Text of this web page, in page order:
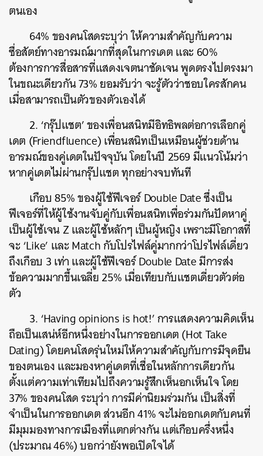
ตนเอง
64% ของคนโสดระบุว่า ให้ความสำคัญกับความ
ซื่อสัตย์ทางอารมณ์มากที่สุดในการเดต และ 60%
ต้องการการสื่อสารที่แสดงเจตนาชัดเจน พูดตรงไปตรงมา
ในขณะเดียวกัน 73% ยอมรับว่า จะรู้ตัวว่าชอบใครสักคน
เมื่อสามารถเป็นตัวของตัวเองได้
2. ‘กรุ๊ปแชต’ ของเพื่อนสนิทมีอิทธิพลต่อการเลือกคู่
เดต (Friendfluence) เพื่อนสนิทเป็นเหมือนผู้ช่วยด้าน
อารมณ์ของคู่เดตในปัจจุบัน โดยในปี 2569 มีแนวโน้มว่า
หากคู่เดตไม่ผ่านกรุ๊ปแชต ทุกอย่างจบทันที
เกือบ 85% ของผู้ใช้ฟีเจอร์ Double Date ซึ่งเป็น
ฟีเจอร์ที่ให้ผู้ใช้งานจับคู่กับเพื่อนสนิทเพื่อร่วมกันปัดหาคู่
เป็นผู้ใช้เจน Z และผู้ใช้หลักๆ เป็นผู้หญิง เพราะมีโอกาสที่
จะ ‘Like’ และ Match กับโปรไฟล์คู่มากกว่าโปรไฟล์เดี่ยว
ถึงเกือบ 3 เท่า และผู้ใช้ฟีเจอร์ Double Date มีการส่ง
ข้อความมากขึ้นเฉลี่ย 25% เมื่อเทียบกับแชตเดี่ยวตัวต่อ
ตัว
3. ‘Having opinions is hot!’ การแสดงความคิดเห็น
ถือเป็นเสน่ห์อีกหนึ่งอย่างในการออกเดต (Hot Take
Dating) โดยคนโสดรุ่นใหม่ให้ความสำคัญกับการมีจุดยืน
ของตนเอง และมองหาคู่เดตที่เชื่อในหลักการเดียวกัน
ตั้งแต่ความเท่าเทียมไปถึงความรู้สึกเห็นอกเห็นใจ โดย
37% ของคนโสด ระบุว่า การมีค่านิยมร่วมกัน เป็นสิ่งที่
จำเป็นในการออกเดต ส่วนอีก 41% จะไม่ออกเดตกับคนที่
มีมุมมองทางการเมืองที่แตกต่างกัน แต่เกือบครึ่งหนึ่ง
(ประมาณ 46%) บอกว่ายังพอเปิดใจได้
ค้นหา
SHARE TWEET LINE EMAIL